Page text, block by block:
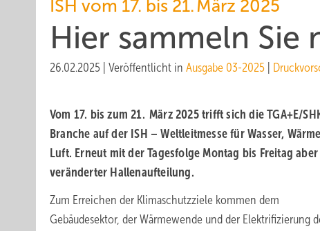
ISH vom 17. bis 21. März 2025
Hier sammeln Sie
26.02.2025 Veröffentlicht in Ausgabe 03-2025
Vom 17. bis zum 21. März 2025 trifft sich die TGA+E/
Branche auf der ISH – Weltleitmesse für Wasser,
Luft. Erneut mit der Tagesfolge Montag bis Freitag
veränderter Hallenaufteilung.
Zum Erreichen der Klimaschutzziele kommen dem
Gebäudesektor, der Wärmewende und der Elektrifizierung